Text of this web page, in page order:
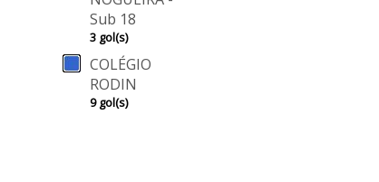
Sub 18
3 gol(s)
COLÉGIO
RODIN
9 gol(s)